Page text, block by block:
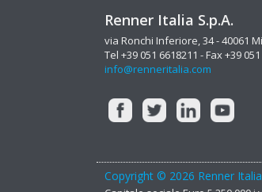
Renner Italia S.p.A.
via Ronchi Inferiore, 34 - 40061
Tel +39 051 6618211 - Fax +39
info@renneritalia.com
Copyright © 2026 Renner Italia